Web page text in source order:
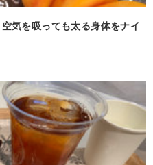
気を吸っても太る身体をナイ